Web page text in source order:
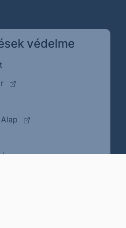
védelme
(külső oldalra ugrik)
oldalra ugrik)
(külső oldalra ugrik)
(külső oldalra ugrik)